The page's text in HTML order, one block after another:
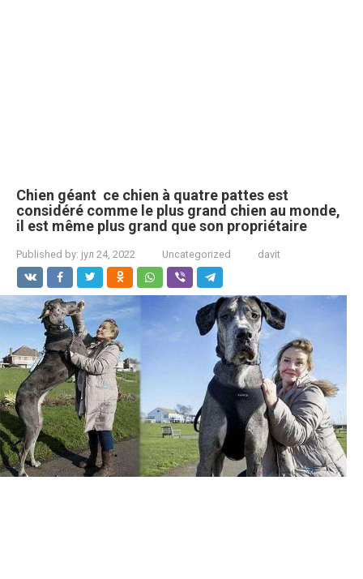
Chien géant ce chien à quatre pattes est
considéré comme le plus grand chien au monde,
il est même plus grand que son propriétaire
Published by: јул 24, 2022 Uncategorized davit